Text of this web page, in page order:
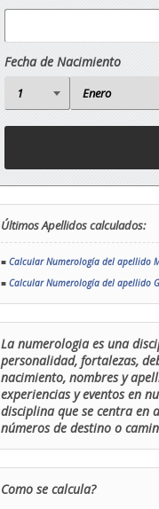
Fecha de Nacimiento
Últimos Apellidos calculados:
■ Calcular Numerología del apellido
■ Calcular Numerología del apellido
La numerologia es una
personalidad, fortalezas,
nacimiento, nombres y
experiencias y eventos en
disciplina que se centra en
números de destino o
Como se calcula?